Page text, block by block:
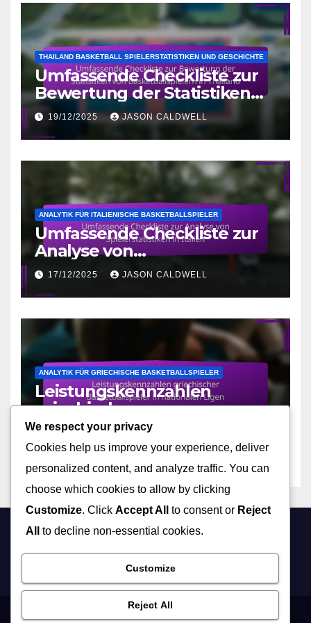
THAILAND BASKETBALL SPIELERSTATISTIKEN UND GESCHICHTE
Umfassende Checkliste zur
Bewertung der Statistiken
von Basketballspielern in
Thailand
19/12/2025 JASON CALDWELL
ANALYTIK FÜR ITALIENISCHE BASKETBALLSPIELER
Umfassende Checkliste zur
Analyse von
Spielerstatistiken in Italien
17/12/2025 JASON CALDWELL
ANALYTIK FÜR GRIECHISCHE BASKETBALLSPIELER
Leistungskennzahlen
griechischer
Basketballspieler in
nationalen Ligen
16/12/2025 JASON CALDWELL
notizievangeliche.com
We respect your privacy
Cookies help us improve your experience, deliver
personalized content, and analyze traffic. You can
choose which cookies to allow by clicking
Customize. Click Accept All to consent or Reject
All
to decline non-essential cookies.
Customize
Reject All